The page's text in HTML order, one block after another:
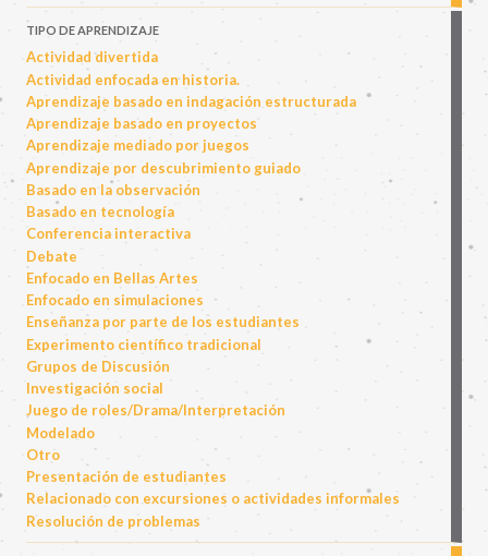
TIPO DE APRENDIZAJE
Actividad divertida
Actividad enfocada en historia.
Aprendizaje basado en indagación estructurada
Aprendizaje basado en proyectos
Aprendizaje mediado por juegos
Aprendizaje por descubrimiento guiado
Basado en la observación
Basado en tecnología
Conferencia interactiva
Debate
Enfocado en Bellas Artes
Enfocado en simulaciones
Enseñanza por parte de los estudiantes
Experimento científico tradicional
Grupos de Discusión
Investigación social
Juego de roles/Drama/Interpretación
Modelado
Otro
Presentación de estudiantes
Relacionado con excursiones o actividades informales
Resolución de problemas